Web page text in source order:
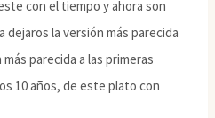
con el tiempo y ahora son
dejaros la versión más parecida
parecida a las primeras
10 años, de este plato con